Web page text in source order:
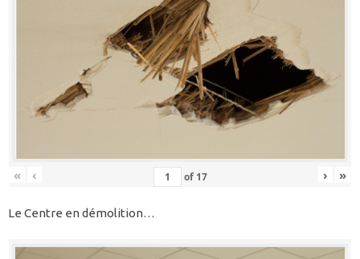
« ‹ of 17 › »
Le Centre en démolition…